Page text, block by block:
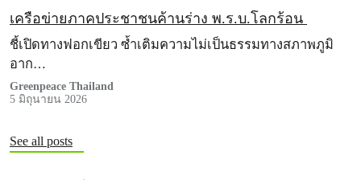
เครือข่ายภาคประชาชนค้านร่าง พ.ร.บ.โลกร้อน
ชี้เปิดทางฟอกเขียว ซ้ำเติมความไม่เป็นธรรมทางสภาพภูมิ
อาก…
Greenpeace Thailand
5 มิถุนายน 2026
See all posts